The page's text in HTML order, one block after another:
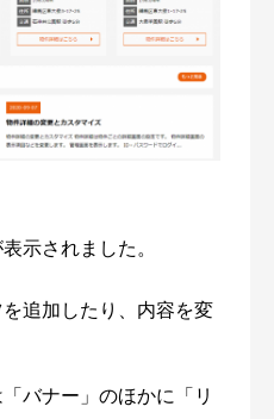
示されました。
追加したり、内容を変
バナー」のほかに「リ